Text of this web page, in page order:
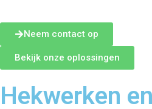
Neem contact op
Bekijk onze oplossingen
Hekwerken